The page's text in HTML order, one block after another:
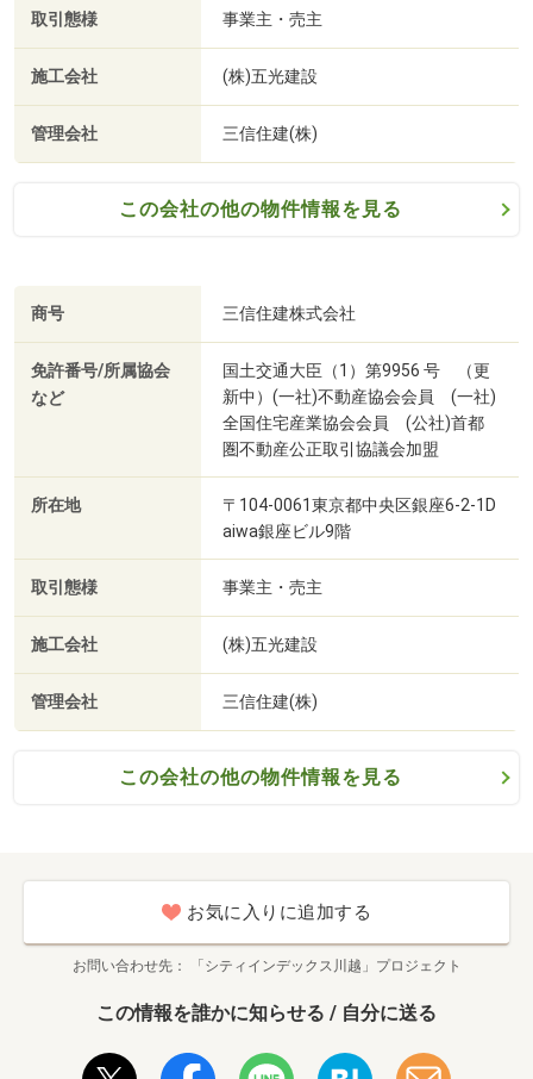
取引態様 事業主・売主
施工会社 (株)五光建設
管理会社 三信住建(株)
この会社の他の物件情報を見る
商号 三信住建株式会社
免許番号/所属協会
など
国土交通大臣（1）第9956 号 （更
新中）(一社)不動産協会会員 (一社)
全国住宅産業協会会員 (公社)首都
圏不動産公正取引協議会加盟
所在地
〒104-0061東京都中央区銀座6-2-1D
aiwa銀座ビル9階
取引態様 事業主・売主
施工会社 (株)五光建設
管理会社 三信住建(株)
この会社の他の物件情報を見る
お気に入りに追加する
お問い合わせ先 「シティインデックス川越」プロジェクト
この情報を誰かに知らせる / 自分に送る